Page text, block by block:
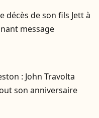
décès de son fils Jett à
message
: John Travolta
son anniversaire